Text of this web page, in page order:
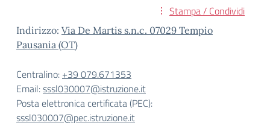
Stampa / Condividi
Indirizzo: Via De Martis s.n.c. 07029 Tempio
Pausania (OT)
Centralino: +39 079.671353
Email:sssl030007@istruzione.it
Posta elettronica certificata (PEC):
sssl030007@pec.istruzione.it